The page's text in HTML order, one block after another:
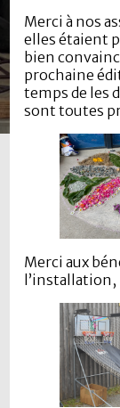
Merci à nos
elles étaient
bien
prochaine
temps de les
sont toutes
Merci aux
l’installation,